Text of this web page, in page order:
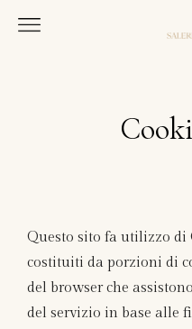
Questo sito fa utilizzo di
costituiti da porzioni di
del browser che
del servizio in base alle